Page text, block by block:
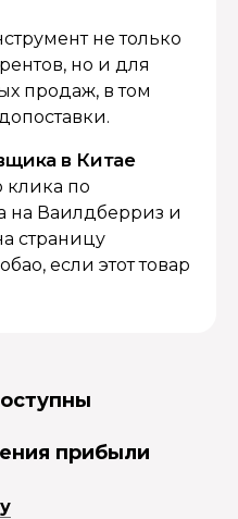
не только
но и для
продаж, в том
в Китае
клика по
на Ваилдберриз и
страницу
если этот товар
прибыли